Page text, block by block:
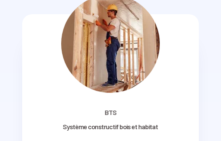
BTS
Système constructif bois et habitat